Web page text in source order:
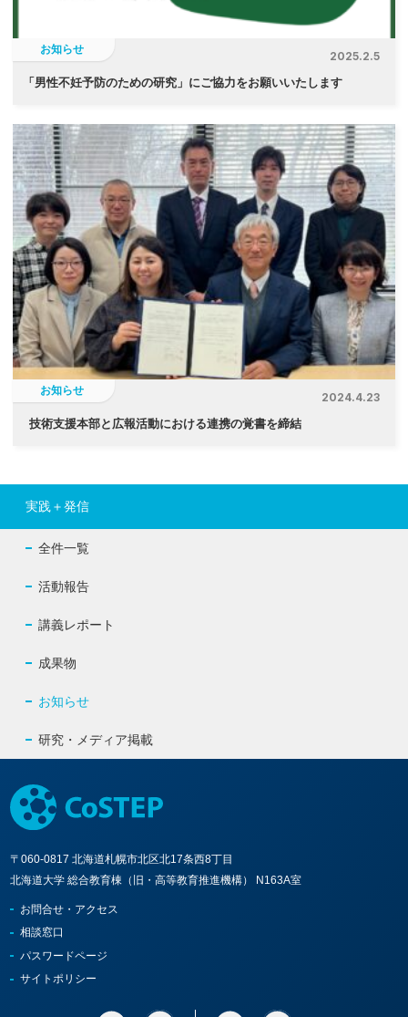
お知らせ
2025.2.5
「 男性不妊予防のための研究」にご協力をお願いいたします
お知らせ
2024.4.23
技術支援本部と広報活動における連携の覚書を締結
実践＋発信
全件一覧
活動報告
講義レポート
成果物
お知らせ
研究・メディア掲載
〒060-0817 北海道札幌市北区北17条西8丁目
北海道大学 総合教育棟（旧・高等教育推進機構） N163A室
お問合せ・アクセス
相談窓口
パスワードページ
サイトポリシー